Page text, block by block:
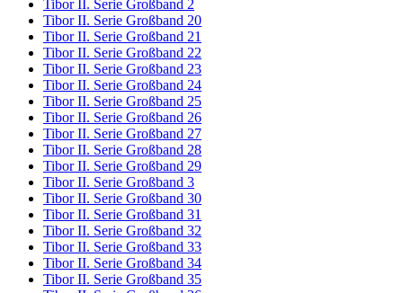
Tibor II. Serie Großband 2
Tibor II. Serie Großband 20
Tibor II. Serie Großband 21
Tibor II. Serie Großband 22
Tibor II. Serie Großband 23
Tibor II. Serie Großband 24
Tibor II. Serie Großband 25
Tibor II. Serie Großband 26
Tibor II. Serie Großband 27
Tibor II. Serie Großband 28
Tibor II. Serie Großband 29
Tibor II. Serie Großband 3
Tibor II. Serie Großband 30
Tibor II. Serie Großband 31
Tibor II. Serie Großband 32
Tibor II. Serie Großband 33
Tibor II. Serie Großband 34
Tibor II. Serie Großband 35